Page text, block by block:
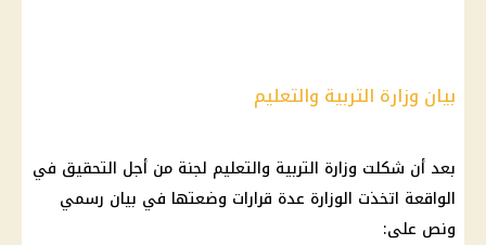
بيان وزارة التربية والتعليم
بعد أن شكلت وزارة التربية والتعليم لجنة من أجل التحقيق في
الواقعة اتخذت الوزارة عدة قرارات وضعتها في بيان رسمي
ونص على: